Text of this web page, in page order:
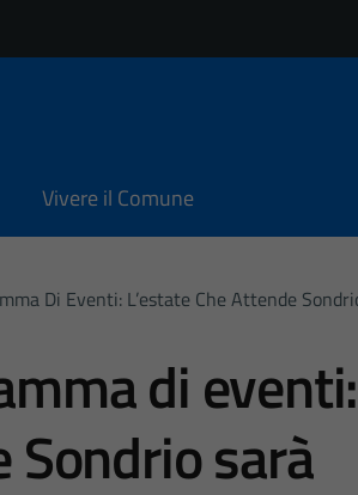
Vivere il Comune
Di Eventi: L’estate Che Attende
di eventi:
Sondrio sarà